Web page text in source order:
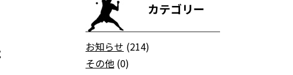
カテゴリー
お知らせ (214)
その他 (0)